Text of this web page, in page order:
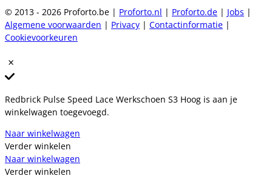
© 2013 - 2026 Proforto.be | Proforto.nl | Proforto.de | Jobs |
Algemene voorwaarden | Privacy | Contactinformatie |
Cookievoorkeuren
Redbrick Pulse Speed Lace Werkschoen S3 Hoog is aan je
winkelwagen toegevoegd.
Naar winkelwagen
Verder winkelen
Naar winkelwagen
Verder winkelen